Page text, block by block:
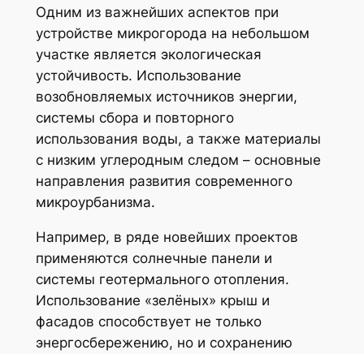
Одним из важнейших аспектов при
устройстве микрогорода на небольшом
участке является экологическая
устойчивость. Использование
возобновляемых источников энергии,
системы сбора и повторного
использования воды, а также материалы
с низким углеродным следом – основные
направления развития современного
микроурбанизма.
Например, в ряде новейших проектов
применяются солнечные панели и
системы геотермального отопления.
Использование «зелёных» крыш и
фасадов способствует не только
энергосбережению, но и сохранению